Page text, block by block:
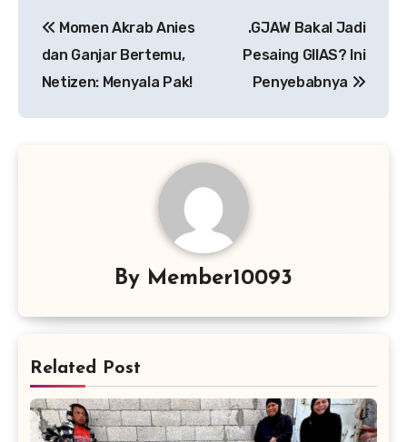
pos
Momen Akrab Anies
dan Ganjar Bertemu,
Netizen: Menyala Pak!
.GJAW Bakal Jadi
Pesaing GIIAS? Ini
Penyebabnya
By Member10093
Related Post